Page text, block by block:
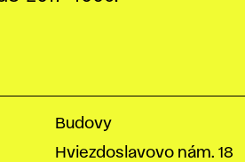
Budovy
Hviezdoslavovo nám. 18